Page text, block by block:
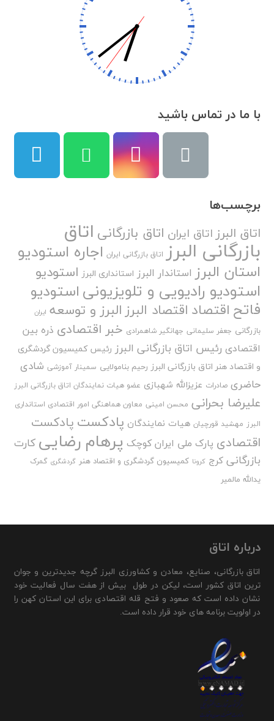
با ما در تماس باشید
برچسب‌ها
اتاق البرزاتاق ایران اتاق بازرگانی اتاق
بازرگانی البرز اتاق بازرگانی ایران اجاره استودیو
استان البرز استاندار البرز استانداری البرز استودیو
استودیو رادیویی و تلویزیونیاستودیو
فاتح اقتصاد اقتصاد البرزالبرز و توسعه ایران
بازرگانی جعفر سلیمانی جهانگیر شاهمرادی خبر اقتصادی ذره بین
اقتصادی رئیس اتاق بازرگانی البرز رئیس کمیسیون گردشگری
و اقتصاد هنر اتاق بازرگانی البرز رحیم بنامولایی سمینار آموزشی شادی
حاضری صادرات عزیزالله شهبازی عضو هیات نمایندگان اتاق بازرگانی البرز
علیرضا بحرانی محسن امینی معاون هماهنگی امور اقتصادی استانداری
البرز مهشید قورچیان هیات نمایندگان پادکست پادکست
اقتصادی پارک ملی ایران کوچک پرهام رضایی کارت
بازرگانی کرج کرونا کمیسیون گردشگری و اقتصاد هنر گردشگری گمرک
یدالله مالمیر
درباره اتاق
اتاق بازرگانی، صنایع، معادن و کشاورزی البرز گرچه جدیدترین و جوان
ترین اتاق کشور است، لیکن در طول بیش از هفت سال فعالیت خود
نشان داده است که صعود و فتح قله اقتصادی برای این استان کهن را
در اولویت برنامه های خود قرار داده است.